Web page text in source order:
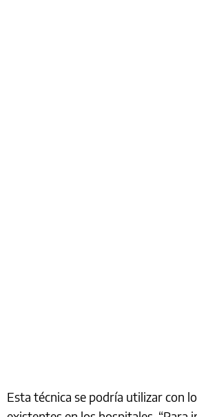
Esta técnica se podría utilizar con